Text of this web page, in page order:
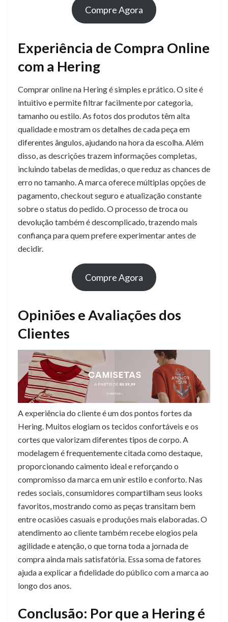
Compre Agora
Experiência de Compra Online
com a Hering
Comprar online na Hering é simples e prático. O site é
intuitivo e permite filtrar facilmente por categoria,
tamanho ou estilo. As fotos dos produtos têm alta
qualidade e mostram os detalhes de cada peça em
diferentes ângulos, ajudando na hora da escolha. Além
disso, as descrições trazem informações completas,
incluindo tabelas de medidas, o que reduz as chances de
erro no tamanho. A marca oferece múltiplas opções de
pagamento, checkout seguro e atualização constante
sobre o status do pedido. O processo de troca ou
devolução também é descomplicado, trazendo mais
confiança para quem prefere experimentar antes de
decidir.
Compre Agora
Opiniões e Avaliações dos
Clientes
A experiência do cliente é um dos pontos fortes da
Hering. Muitos elogiam os tecidos confortáveis e os
cortes que valorizam diferentes tipos de corpo. A
modelagem é frequentemente citada como destaque,
proporcionando caimento ideal e reforçando o
compromisso da marca em unir estilo e conforto. Nas
redes sociais, consumidores compartilham seus looks
favoritos, mostrando como as peças transitam bem
entre ocasiões casuais e produções mais elaboradas. O
atendimento ao cliente também recebe elogios pela
agilidade e atenção, o que torna toda a jornada de
compra ainda mais satisfatória. Essa soma de fatores
ajuda a explicar a fidelidade do público com a marca ao
longo dos anos.
Conclusão: Por que a Hering é